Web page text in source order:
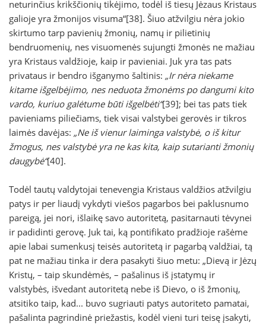
neturinčius krikščionių tikėjimo, todėl iš tiesų Jėzaus Kristaus
galioje yra žmonijos visuma“[38]. Šiuo atžvilgiu nėra jokio
skirtumo tarp pavienių žmonių, namų ir pilietinių
bendruomenių, nes visuomenės sujungti žmonės ne mažiau
yra Kristaus valdžioje, kaip ir pavieniai. Juk yra tas pats
privataus ir bendro išganymo šaltinis: „Ir nėra niekame
kitame išgelbėjimo, nes neduota žmonėms po dangumi kito
vardo, kuriuo galėtume būti išgelbėti“[39]; bei tas pats tiek
pavieniams piliečiams, tiek visai valstybei gerovės ir tikros
laimės davėjas: „Ne iš vienur laiminga valstybė, o iš kitur
žmogus, nes valstybė yra ne kas kita, kaip sutarianti žmonių
daugybė“[40].
Todėl tautų valdytojai tenevengia Kristaus valdžios atžvilgiu
patys ir per liaudį vykdyti viešos pagarbos bei paklusnumo
pareigą, jei nori, išlaikę savo autoritetą, pasitarnauti tėvynei
ir padidinti gerovę. Juk tai, ką pontifikato pradžioje rašėme
apie labai sumenkusį teisės autoritetą ir pagarbą valdžiai, tą
pat ne mažiau tinka ir dera pasakyti šiuo metu: „Dievą ir Jėzų
Kristų, – taip skundėmės, – pašalinus iš įstatymų ir
valstybės, išvedant autoritetą nebe iš Dievo, o iš žmonių,
atsitiko taip, kad... buvo sugriauti patys autoriteto pamatai,
pašalinta pagrindinė priežastis, kodėl vieni turi teisę įsakyti,